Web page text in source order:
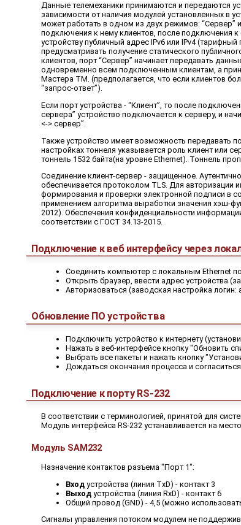
Данные телемеханики принимаются и передаются
зависимости от наличия модулей установленных в
может работать в одном из двух режимов: “Сервер”
подключения к нему клиентов, после подключения
устройству публичный адрес IPv6 или IPv4
предусматривать получение статического
клиентов, порт “Сервер” начинает передавать
одновременно всем подключенным клиентам, а
Мастера ТМ. (предполагается, что если клиентов
“запрос-ответ”).
Если порт устройства - “Клиент”, то после
сервера” устройство подключается к серверу, и
<-> сервер”.
Также устройство имеет возможность передавать
настройках тоннеля указывается роль клиент или
тоннель 1532 байта(на уровне Ethernet). Тоннель
Соединение клиент-сервер - защищенное.
обеспечивается протоколом TLS. Для авторизации
формирования и проверки электронной подписи в
применением алгоритма выработки значения хэш-
2012). Обеспечения конфиденциальности
соответствии с ГОСТ 34.13-2015.
Подключение к веб интерфейсу через
Соединить компьютер с локальным Ethernet
Открыть браузер, ввести адрес устройства
Авторизоваться (заводская настройка логин:
Обновление ПО устройства
Подключить устройство к интернету
Нажать в веб-интерфейсе кнопку "Обновить
Выбрать все пакеты и нажать кнопку
Дождаться окончания процесса и
Подключение к порту RS-232
В соответствии с терминологией, принятой для
Модуль интерфейса RS-232 устанавливается на
Модуль SAM232
Назначение контактов разъема "Порт 1":
Вход устройства (линия TxD) - контакт 3
Выход устройства (линия RxD) - контакт 6
Общий провод (GND) - 4,5 (можно
Сигналы управления потоком модулем не